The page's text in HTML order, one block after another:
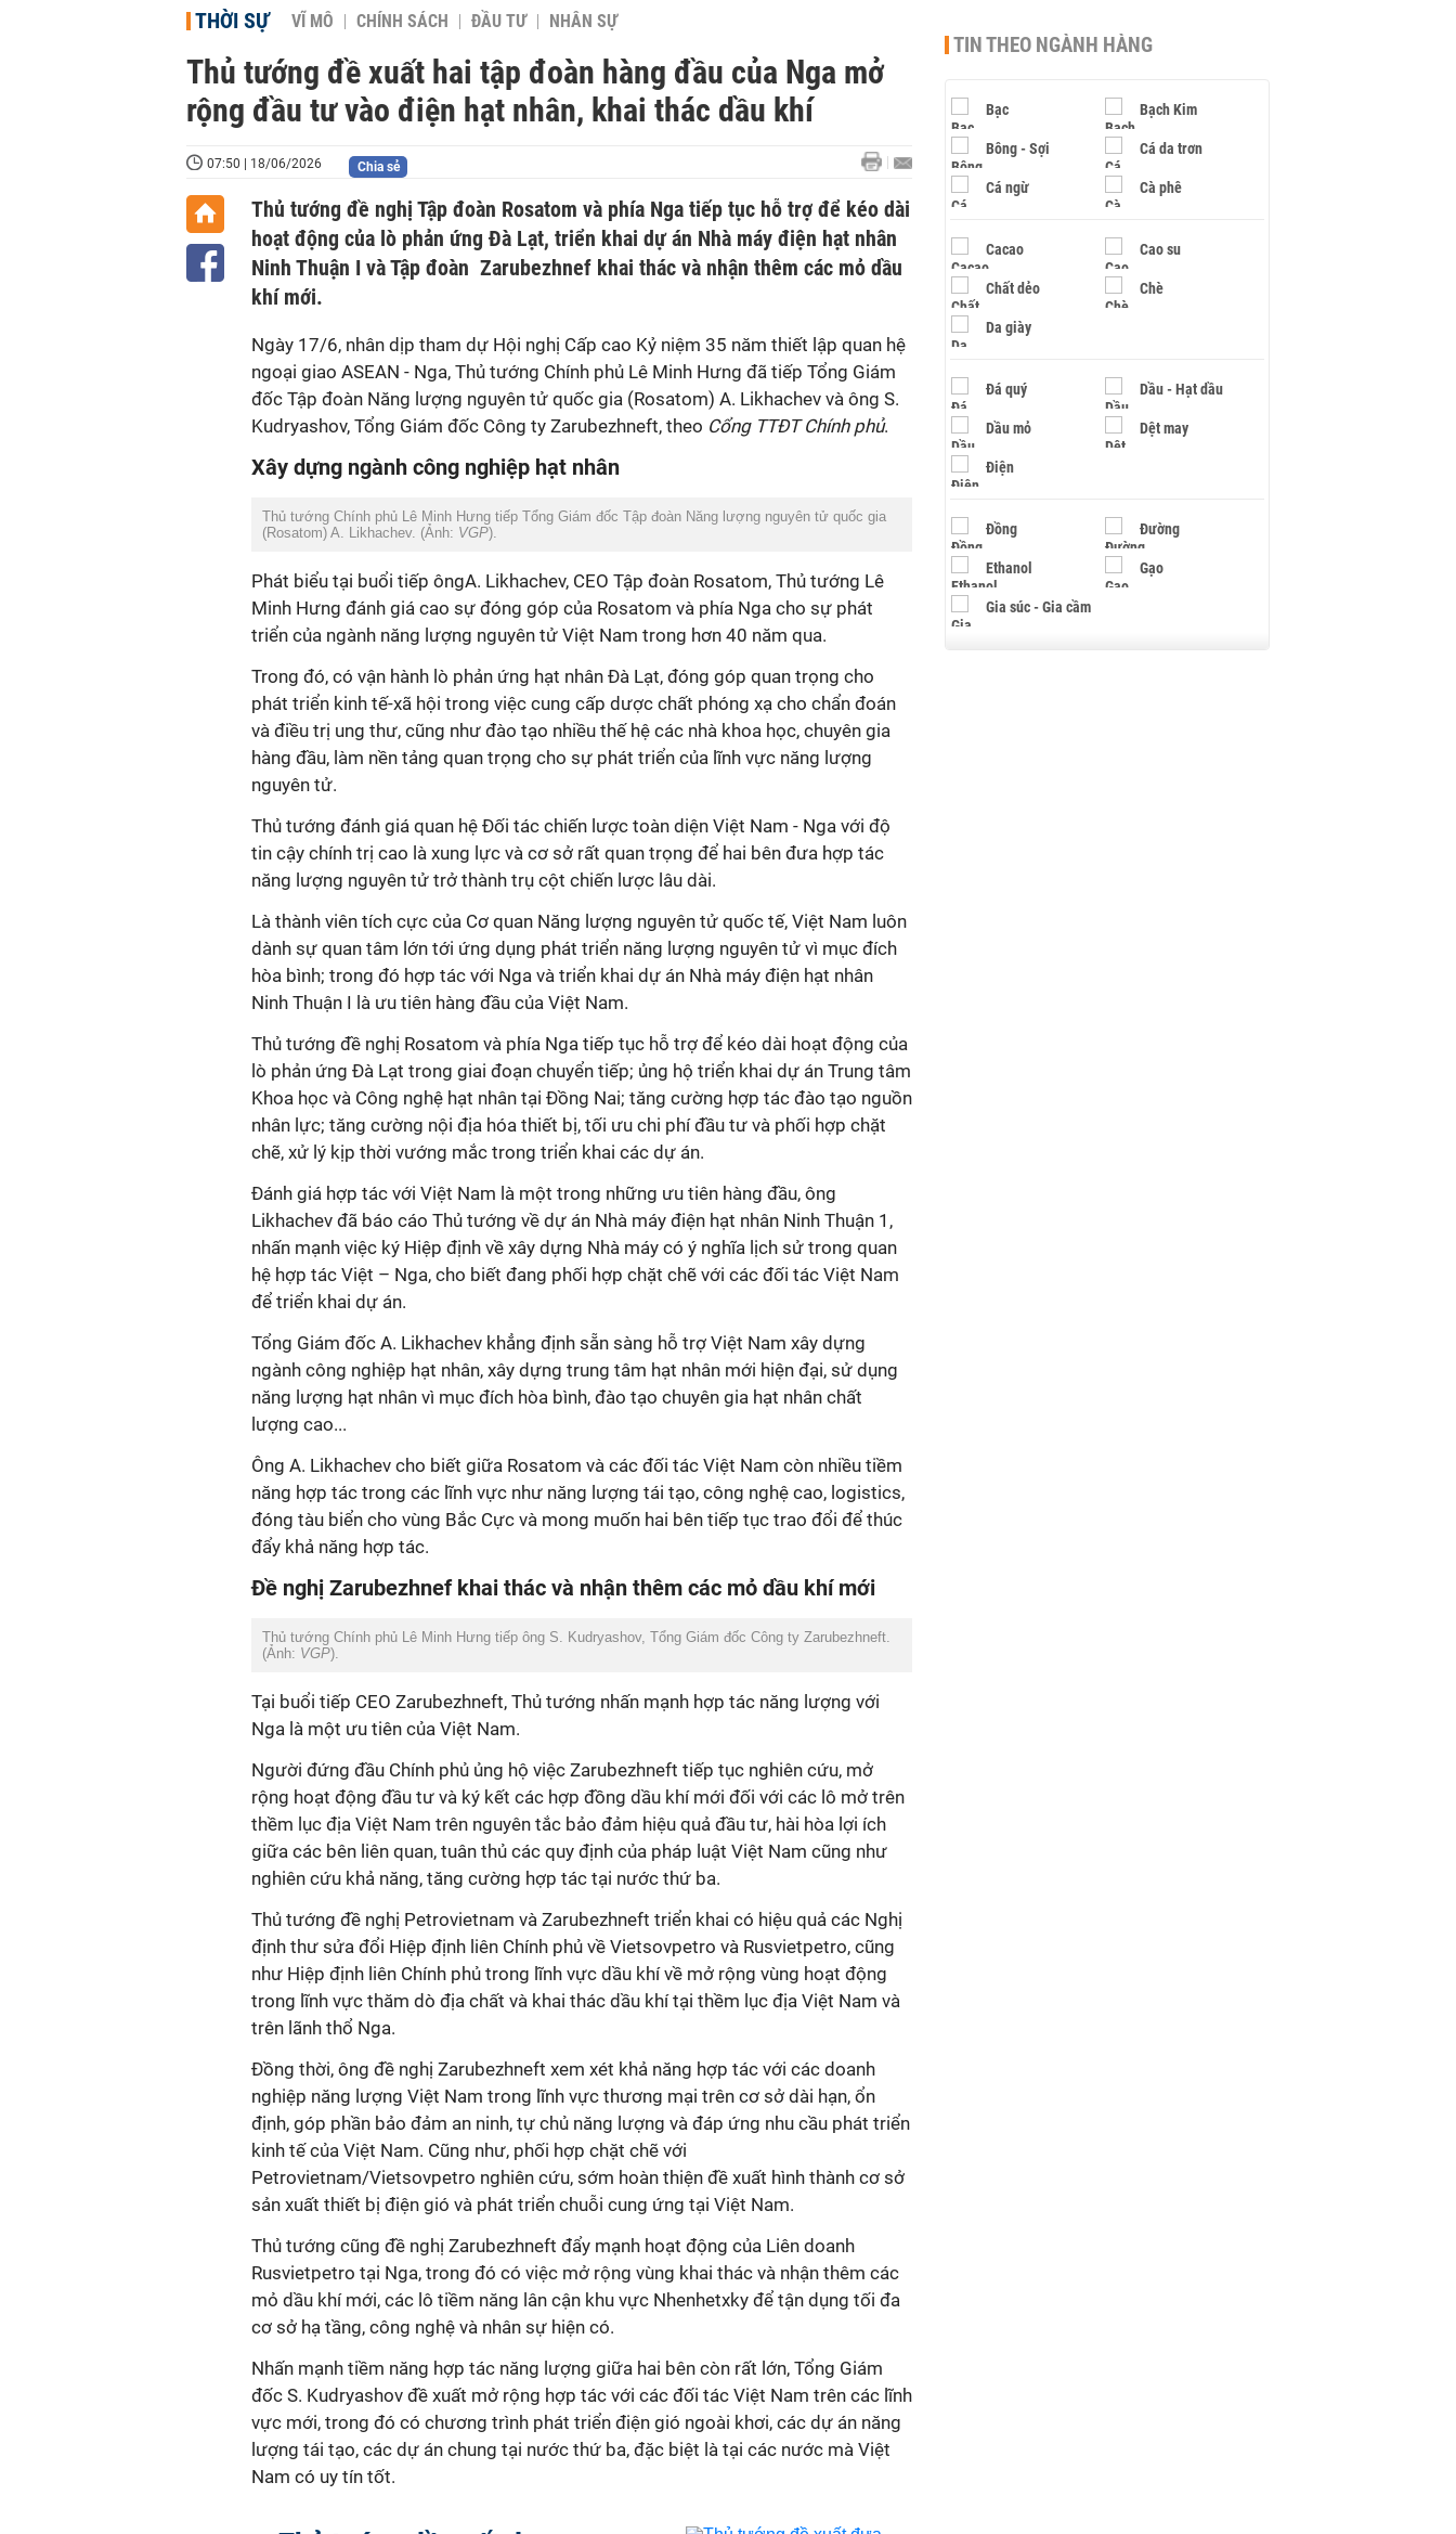
THỜI SỰ VĨ MÔ CHÍNH SÁCH ĐẦU TƯ NHÂN SỰ
Thủ tướng đề xuất hai tập đoàn hàng đầu của Nga mở
rộng đầu tư vào điện hạt nhân, khai thác dầu khí
07:50 | 18/06/2026 Chia sẻ
Thủ tướng đề nghị Tập đoàn Rosatom và phía Nga tiếp tục hỗ trợ để kéo dài
hoạt động của lò phản ứng Đà Lạt, triển khai dự án Nhà máy điện hạt nhân
Ninh Thuận I và Tập đoàn Zarubezhnef khai thác và nhận thêm các mỏ dầu
khí mới.
Ngày 17/6, nhân dịp tham dự Hội nghị Cấp cao Kỷ niệm 35 năm thiết lập quan hệ
ngoại giao ASEAN - Nga, Thủ tướng Chính phủ Lê Minh Hưng đã tiếp Tổng Giám
đốc Tập đoàn Năng lượng nguyên tử quốc gia (Rosatom) A. Likhachev và ông S.
Kudryashov, Tổng Giám đốc Công ty Zarubezhneft, theo Cổng TTĐT Chính phủ.
Xây dựng ngành công nghiệp hạt nhân
Thủ tướng Chính phủ Lê Minh Hưng tiếp Tổng Giám đốc Tập đoàn Năng lượng nguyên tử quốc gia
(Rosatom) A. Likhachev. (Ảnh: VGP).
Phát biểu tại buổi tiếp ôngA. Likhachev, CEO Tập đoàn Rosatom, Thủ tướng Lê
Minh Hưng đánh giá cao sự đóng góp của Rosatom và phía Nga cho sự phát
triển của ngành năng lượng nguyên tử Việt Nam trong hơn 40 năm qua.
Trong đó, có vận hành lò phản ứng hạt nhân Đà Lạt, đóng góp quan trọng cho
phát triển kinh tế-xã hội trong việc cung cấp dược chất phóng xạ cho chẩn đoán
và điều trị ung thư, cũng như đào tạo nhiều thế hệ các nhà khoa học, chuyên gia
hàng đầu, làm nền tảng quan trọng cho sự phát triển của lĩnh vực năng lượng
nguyên tử.
Thủ tướng đánh giá quan hệ Đối tác chiến lược toàn diện Việt Nam - Nga với độ
tin cậy chính trị cao là xung lực và cơ sở rất quan trọng để hai bên đưa hợp tác
năng lượng nguyên tử trở thành trụ cột chiến lược lâu dài.
Là thành viên tích cực của Cơ quan Năng lượng nguyên tử quốc tế, Việt Nam luôn
dành sự quan tâm lớn tới ứng dụng phát triển năng lượng nguyên tử vì mục đích
hòa bình; trong đó hợp tác với Nga và triển khai dự án Nhà máy điện hạt nhân
Ninh Thuận I là ưu tiên hàng đầu của Việt Nam.
Thủ tướng đề nghị Rosatom và phía Nga tiếp tục hỗ trợ để kéo dài hoạt động của
lò phản ứng Đà Lạt trong giai đoạn chuyển tiếp; ủng hộ triển khai dự án Trung tâm
Khoa học và Công nghệ hạt nhân tại Đồng Nai; tăng cường hợp tác đào tạo nguồn
nhân lực; tăng cường nội địa hóa thiết bị, tối ưu chi phí đầu tư và phối hợp chặt
chẽ, xử lý kịp thời vướng mắc trong triển khai các dự án.
Đánh giá hợp tác với Việt Nam là một trong những ưu tiên hàng đầu, ông
Likhachev đã báo cáo Thủ tướng về dự án Nhà máy điện hạt nhân Ninh Thuận 1,
nhấn mạnh việc ký Hiệp định về xây dựng Nhà máy có ý nghĩa lịch sử trong quan
hệ hợp tác Việt – Nga, cho biết đang phối hợp chặt chẽ với các đối tác Việt Nam
để triển khai dự án.
Tổng Giám đốc A. Likhachev khẳng định sẵn sàng hỗ trợ Việt Nam xây dựng
ngành công nghiệp hạt nhân, xây dựng trung tâm hạt nhân mới hiện đại, sử dụng
năng lượng hạt nhân vì mục đích hòa bình, đào tạo chuyên gia hạt nhân chất
lượng cao...
Ông A. Likhachev cho biết giữa Rosatom và các đối tác Việt Nam còn nhiều tiềm
năng hợp tác trong các lĩnh vực như năng lượng tái tạo, công nghệ cao, logistics,
đóng tàu biển cho vùng Bắc Cực và mong muốn hai bên tiếp tục trao đổi để thúc
đẩy khả năng hợp tác.
Đề nghị Zarubezhnef khai thác và nhận thêm các mỏ dầu khí mới
Thủ tướng Chính phủ Lê Minh Hưng tiếp ông S. Kudryashov, Tổng Giám đốc Công ty Zarubezhneft.
(Ảnh: VGP).
Tại buổi tiếp CEO Zarubezhneft, Thủ tướng nhấn mạnh hợp tác năng lượng với
Nga là một ưu tiên của Việt Nam.
Người đứng đầu Chính phủ ủng hộ việc Zarubezhneft tiếp tục nghiên cứu, mở
rộng hoạt động đầu tư và ký kết các hợp đồng dầu khí mới đối với các lô mở trên
thềm lục địa Việt Nam trên nguyên tắc bảo đảm hiệu quả đầu tư, hài hòa lợi ích
giữa các bên liên quan, tuân thủ các quy định của pháp luật Việt Nam cũng như
nghiên cứu khả năng, tăng cường hợp tác tại nước thứ ba.
Thủ tướng đề nghị Petrovietnam và Zarubezhneft triển khai có hiệu quả các Nghị
định thư sửa đổi Hiệp định liên Chính phủ về Vietsovpetro và Rusvietpetro, cũng
như Hiệp định liên Chính phủ trong lĩnh vực dầu khí về mở rộng vùng hoạt động
trong lĩnh vực thăm dò địa chất và khai thác dầu khí tại thềm lục địa Việt Nam và
trên lãnh thổ Nga.
Đồng thời, ông đề nghị Zarubezhneft xem xét khả năng hợp tác với các doanh
nghiệp năng lượng Việt Nam trong lĩnh vực thương mại trên cơ sở dài hạn, ổn
định, góp phần bảo đảm an ninh, tự chủ năng lượng và đáp ứng nhu cầu phát triển
kinh tế của Việt Nam. Cũng như, phối hợp chặt chẽ với
Petrovietnam/Vietsovpetro nghiên cứu, sớm hoàn thiện đề xuất hình thành cơ sở
sản xuất thiết bị điện gió và phát triển chuỗi cung ứng tại Việt Nam.
Thủ tướng cũng đề nghị Zarubezhneft đẩy mạnh hoạt động của Liên doanh
Rusvietpetro tại Nga, trong đó có việc mở rộng vùng khai thác và nhận thêm các
mỏ dầu khí mới, các lô tiềm năng lân cận khu vực Nhenhetxky để tận dụng tối đa
cơ sở hạ tầng, công nghệ và nhân sự hiện có.
Nhấn mạnh tiềm năng hợp tác năng lượng giữa hai bên còn rất lớn, Tổng Giám
đốc S. Kudryashov đề xuất mở rộng hợp tác với các đối tác Việt Nam trên các lĩnh
vực mới, trong đó có chương trình phát triển điện gió ngoài khơi, các dự án năng
lượng tái tạo, các dự án chung tại nước thứ ba, đặc biệt là tại các nước mà Việt
Nam có uy tín tốt.
TIN THEO NGÀNH HÀNG
Bạc Bạch Kim
Bông - Sợi Cá da trơn
Cá ngừ Cà phê
Cacao Cao su
Chất dẻo Chè
Da giày
Đá quý Dầu - Hạt dầu
Dầu mỏ Dệt may
Điện
Đồng Đường
Ethanol Gạo
Gia súc - Gia cầm